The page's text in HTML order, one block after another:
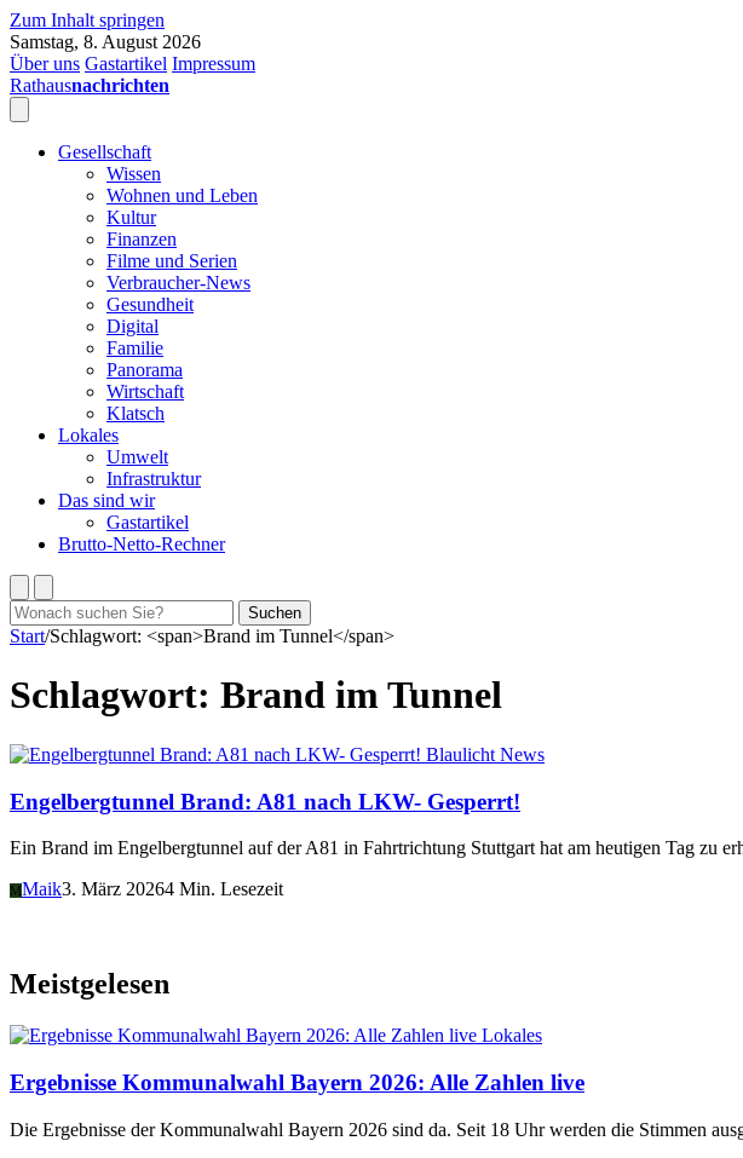
Zum Inhalt springen
Samstag, 8. August 2026
Über uns Gastartikel Impressum
Rathausnachrichten
Gesellschaft
Wissen
Wohnen und Leben
Kultur
Finanzen
Filme und Serien
Verbraucher-News
Gesundheit
Digital
Familie
Panorama
Wirtschaft
Klatsch
Lokales
Umwelt
Infrastruktur
Das sind wir
Gastartikel
Brutto-Netto-Rechner
Suchen
nach:
Suchen
Start/Schlagwort: <span>Brand im Tunnel</span>
Schlagwort: Brand im Tunnel
Blaulicht News
Engelbergtunnel Brand: A81 nach LKW- Gesperrt!
Ein Brand im Engelbergtunnel auf der A81 in Fahrtrichtung Stuttgart hat am heutigen Tag zu
M Maik3. März 20264 Min. Lesezeit
Meistgelesen
Lokales
Ergebnisse Kommunalwahl Bayern 2026: Alle Zahlen live
Die Ergebnisse der Kommunalwahl Bayern 2026 sind da. Seit 18 Uhr werden die Stimmen